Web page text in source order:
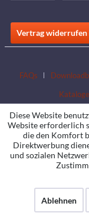
Vertrag widerrufen
FAQs
Kataloge
Diese Website
Website erforderlich
die den Komfort
Direktwerbung
und sozialen
Ablehnen